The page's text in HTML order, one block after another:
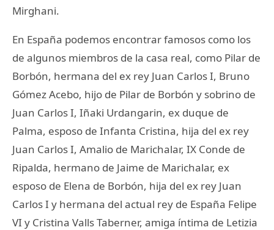
Mirghani.
En España podemos encontrar famosos como los
de algunos miembros de la casa real, como Pilar de
Borbón, hermana del ex rey Juan Carlos I, Bruno
Gómez Acebo, hijo de Pilar de Borbón y sobrino de
Juan Carlos I, Iñaki Urdangarin, ex duque de
Palma, esposo de Infanta Cristina, hija del ex rey
Juan Carlos I, Amalio de Marichalar, IX Conde de
Ripalda, hermano de Jaime de Marichalar, ex
esposo de Elena de Borbón, hija del ex rey Juan
Carlos I y hermana del actual rey de España Felipe
VI y Cristina Valls Taberner, amiga íntima de Letizia